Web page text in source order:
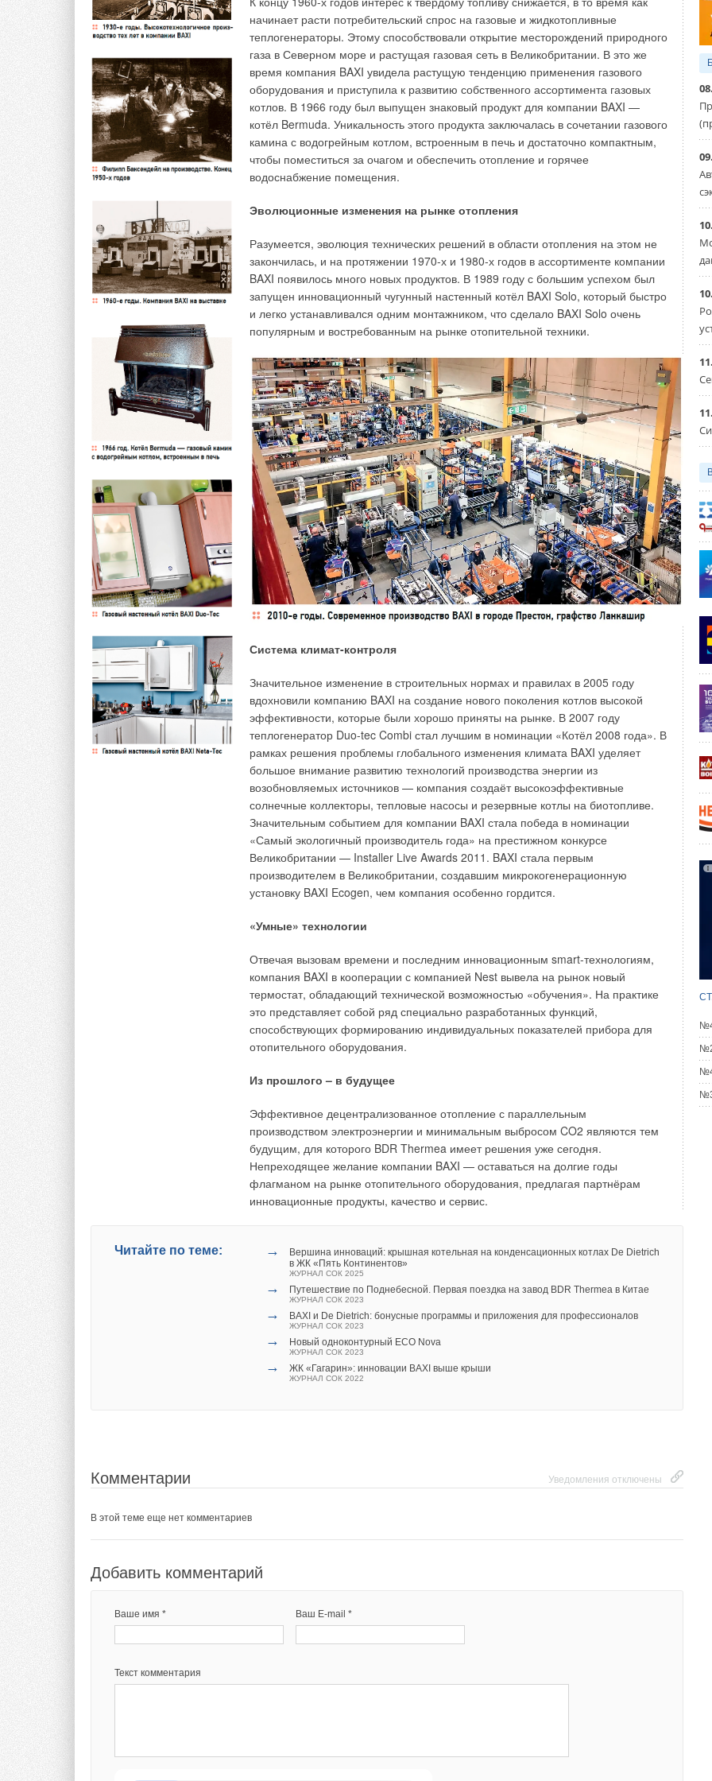
начинает расти потребительский спрос на газовые и жидкотопливные
теплогенераторы. Этому способствовали открытие месторождений природного
газа в Северном море и растущая газовая сеть в Великобритании. В это же
время компания BAXI увидела растущую тенденцию применения газового
оборудования и приступила к развитию собственного ассортимента газовых
котлов. В 1966 году был выпущен знаковый продукт для компании BAXI —
котёл Bermuda. Уникальность этого продукта заключалась в сочетании газового
камина с водогрейным котлом, встроенным в печь и достаточно компактным,
чтобы поместиться за очагом и обеспечить отопление и горячее
водоснабжение помещения.
Эволюционные изменения на рынке отопления
Разумеется, эволюция технических решений в области отопления на этом не
закончилась, и на протяжении 1970-х и 1980-х годов в ассортименте компании
BAXI появилось много новых продуктов. В 1989 году с большим успехом был
запущен инновационный чугунный настенный котёл BAXI Solo, который быстро
и легко устанавливался одним монтажником, что сделало BAXI Solo очень
популярным и востребованным на рынке отопительной техники.
Система климат-контроля
Значительное изменение в строительных нормах и правилах в 2005 году
вдохновили компанию BAXI на создание нового поколения котлов высокой
эффективности, которые были хорошо приняты на рынке. В 2007 году
теплогенератор Duo-tec Combi стал лучшим в номинации «Котёл 2008 года». В
рамках решения проблемы глобального изменения климата BAXI уделяет
большое внимание развитию технологий производства энергии из
возобновляемых источников — компания создаёт высокоэффективные
солнечные коллекторы, тепловые насосы и резервные котлы на биотопливе.
Значительным событием для компании BAXI стала победа в номинации
«Самый экологичный производитель года» на престижном конкурсе
Великобритании — Installer Live Awards 2011. BAXI стала первым
производителем в Великобритании, создавшим микрокогенерационную
установку BAXI Ecogen, чем компания особенно гордится.
«Умные» технологии
Отвечая вызовам времени и последним инновационным smart-технологиям,
компания BAXI в кооперации с компанией Nest вывела на рынок новый
термостат, обладающий технической возможностью «обучения». На практике
это представляет собой ряд специально разработанных функций,
способствующих формированию индивидуальных показателей прибора для
отопительного оборудования.
Из прошлого – в будущее
Эффективное децентрализованное отопление с параллельным
производством электроэнергии и минимальным выбросом CO2 являются тем
будущим, для которого BDR Thermea имеет решения уже сегодня.
Непреходящее желание компании BAXI — оставаться на долгие годы
флагманом на рынке отопительного оборудования, предлагая партнёрам
инновационные продукты, качество и сервис.
Читайте по теме: →
Вершина инноваций: крышная котельная на конденсационных котлах De Dietrich
в ЖК «Пять Континентов»
ЖУРНАЛ СОК 2025
→ Путешествие по Поднебесной. Первая поездка на завод BDR Thermea в Китае
ЖУРНАЛ СОК 2023
→ BAXI и De Dietrich: бонусные программы и приложения для профессионалов
ЖУРНАЛ СОК 2023
→ Новый одноконтурный ECO Nova
ЖУРНАЛ СОК 2023
→ ЖК «Гагарин»: инновации BAXI выше крыши
ЖУРНАЛ СОК 2022
Уведомления отключены
Комментарии
В этой теме еще нет комментариев
Добавить комментарий
Ваше имя * Ваш E-mail *
Текст комментария
Все эти переменные связаны с реальным режимом эксплуатации системы водяного отопления и
количеством часов пребывания людей в доме.
Таким образом, эффект от применения погодозависимого регулирования мы можем определить двумя
способами. Первый способ это экспериментальный, второй — расчётный.
В данной статье мы как раз будем использовать метод №2, и для этого зададимся исходными данными. Для
примера возьмём дом (рис. 1), расположенный в Ленинградской области, имеющий конструктивные
характеристики, приведённые в табл. 1.
Расчёт тепловых потерь через каждую ограждающую конструкцию ведётся по формуле:
— коэффициент теплопередачи ограждения, Вт/(м²·K); А — площадь ограждающей конструкции, м²;
— температуры внутреннего и наружного воздуха, соответственно, °C;
наружного воздуха составит 14 891 Вт или 14,9 кВт.
Однако за счёт изменения температуры наружного воздуха процесс теплоотдачи переходит в динамику. Для
того, чтобы оценить необходимую тепловую нагрузку для нашего здания, в зависимости от температуры
наружного воздуха, предлагается произвести ряд расчётов, последовательно подставляя в исходную
формулу переменные значения температуры наружного воздуха, в результате чего мы сможем получить